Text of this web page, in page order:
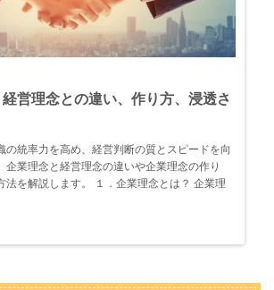
営理念との違い、作り方、浸透さ
の統率力を高め、経営判断の質とスピードを向
企業理念と経営理念の違いや企業理念の作り
法を解説します。 １．企業理念とは？ 企業理